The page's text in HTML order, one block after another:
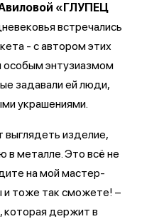
«ГЛУПЕЦ
встречались
- с автором этих
особым энтузиазмом
задавали ей люди,
украшениями.
выглядеть изделие,
в металле. Это всё не
на мой мастер-
и тоже так сможете! –
которая держит в